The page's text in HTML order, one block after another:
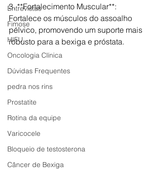
Entrevistas
Fimose
HIFU
Oncologia Clínica
Dúvidas Frequentes
pedra nos rins
Prostatite
Rotina da equipe
Varicocele
Bloqueio de testosterona
Câncer de Bexiga
3. **Fortalecimento Muscular**:
Fortalece os músculos do assoalho
pélvico, promovendo um suporte mais
robusto para a bexiga e próstata.